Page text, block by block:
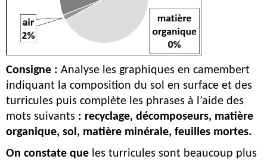
Consigne : Analyse les graphiques en camembert
indiquant la composition du sol en surface et des
turricules puis complète les phrases à l’aide des
mots suivants : recyclage, décomposeurs, matière
organique, sol, matière minérale, feuilles mortes.
On constate que les turricules sont beaucoup plus